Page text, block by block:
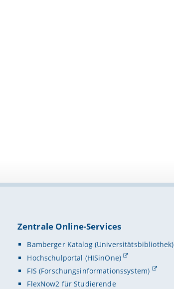
Zentrale Online-Services
Bamberger Katalog (Universitätsbibliothek)
Hochschulportal (HISinOne)
FIS (Forschungsinformationssystem)
FlexNow2 für Studierende